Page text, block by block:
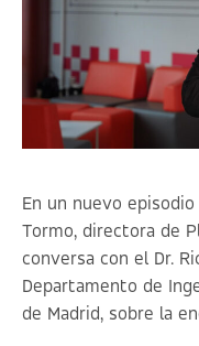
En un nuevo episodio
Tormo, directora de
conversa con el Dr.
Departamento de
de Madrid, sobre la